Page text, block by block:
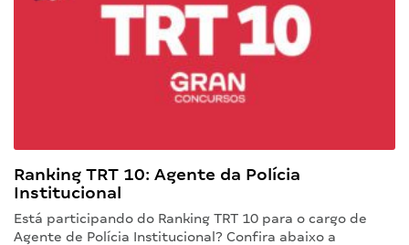
Ranking TRT 10: Agente da Polícia
Institucional
Está participando do Ranking TRT 10 para o cargo de
Agente de Polícia Institucional? Confira abaixo a